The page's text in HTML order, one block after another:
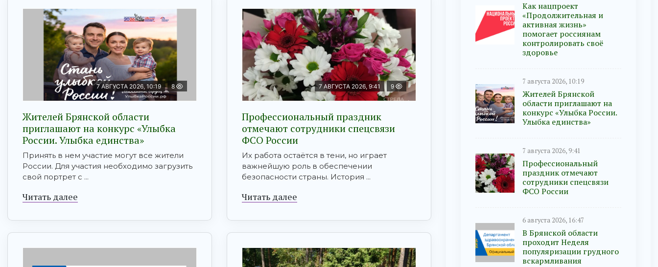
7 АВГУСТА 2026, 10:19 8
Жителей Брянской области
приглашают на конкурс «Улыбка
России. Улыбка единства»
Принять в нем участие могут все жители
России. Для участия необходимо загрузить
свой портрет с ...
Читать далее
7 АВГУСТА 2026, 9:41 9
Профессиональный праздник
отмечают сотрудники спецсвязи
ФСО России
Их работа остаётся в тени, но играет
важнейшую роль в обеспечении
безопасности страны. История ...
Читать далее
Как нацпроект
«Продолжительная и
активная жизнь»
помогает россиянам
контролировать своё
здоровье
7 августа 2026, 10:19
Жителей Брянской
области приглашают на
конкурс «Улыбка России.
Улыбка единства»
7 августа 2026, 9:41
Профессиональный
праздник отмечают
сотрудники спецсвязи
ФСО России
6 августа 2026, 16:47
В Брянской области
проходит Неделя
популяризации грудного
вскармливания